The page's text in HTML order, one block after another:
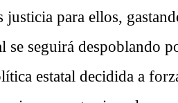
justicia para ellos,
se seguirá despoblando
estatal decidida a